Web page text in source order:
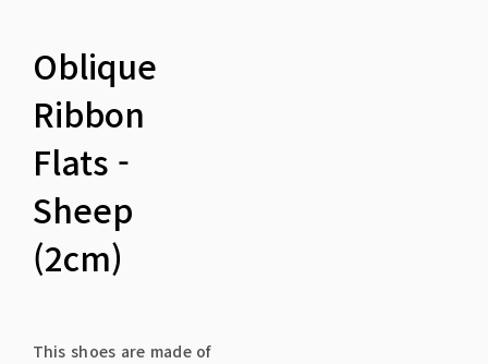
Oblique
Ribbon
Flats -
Sheep
(2cm)
This shoes are made of